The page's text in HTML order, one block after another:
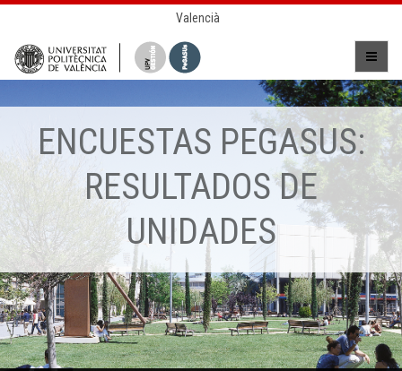
Valencià
ENCUESTAS PEGASUS:
RESULTADOS DE
UNIDADES